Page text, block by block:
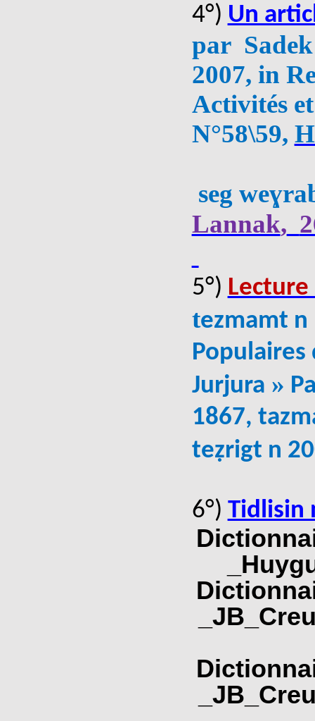
4°) Un
par Sade
2007, in
Activités
N°58\59,
seg
Lannak,
5°) Lecture
tezmamt
Populaires
Jurjura »
1867,
teẓrigt n
6°) Tidlisin